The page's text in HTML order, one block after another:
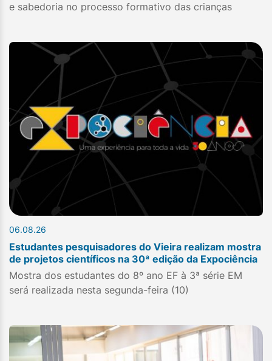
e sabedoria no processo formativo das crianças
06.08.26
Estudantes pesquisadores do Vieira realizam mostra
de projetos científicos na 30ª edição da Expociência
Mostra dos estudantes do 8º ano EF à 3ª série EM
será realizada nesta segunda-feira (10)